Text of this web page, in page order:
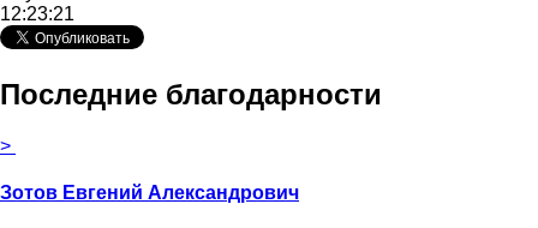
12:23:21
Последние благодарности
>
Зотов Евгений Александрович